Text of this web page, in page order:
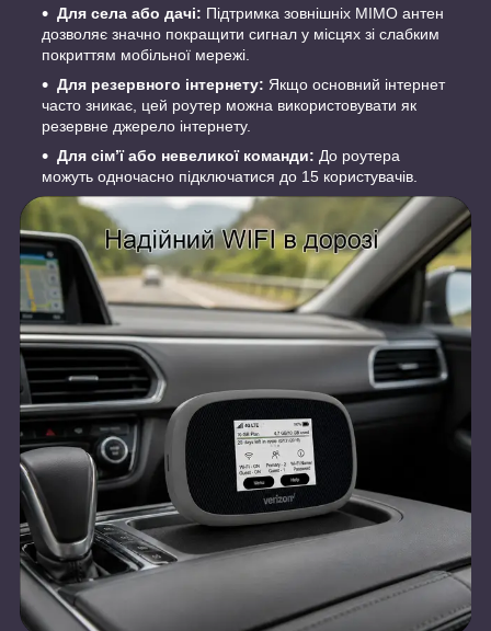
Для села або дачі: Підтримка зовнішніх MIMO антен
дозволяє значно покращити сигнал у місцях зі слабким
покриттям мобільної мережі.
Для резервного інтернету: Якщо основний інтернет
часто зникає, цей роутер можна використовувати як
резервне джерело інтернету.
Для сім’ї або невеликої команди: До роутера
можуть одночасно підключатися до 15 користувачів.